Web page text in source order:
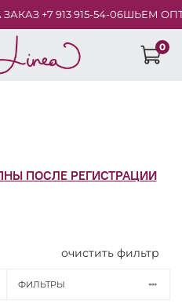
54-06ШЬЕМ ОПТОМ НА ЗАКАЗ +7
0
очистить фильтр
ФИЛЬТРЫ
ПОСЛЕРЕГИСТРАЦИИ